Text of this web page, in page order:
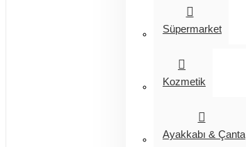
Süpermarket
Kozmetik
Ayakkabı & Çanta